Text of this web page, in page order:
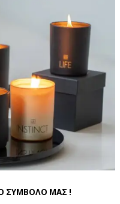
ΤΟ ΣΥΜΒΟΛΟ ΜΑΣ !